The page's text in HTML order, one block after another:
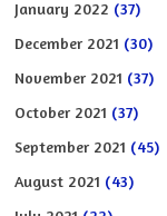
January 2022 (37)
December 2021 (30)
November 2021 (37)
October 2021 (37)
September 2021 (45)
August 2021 (43)